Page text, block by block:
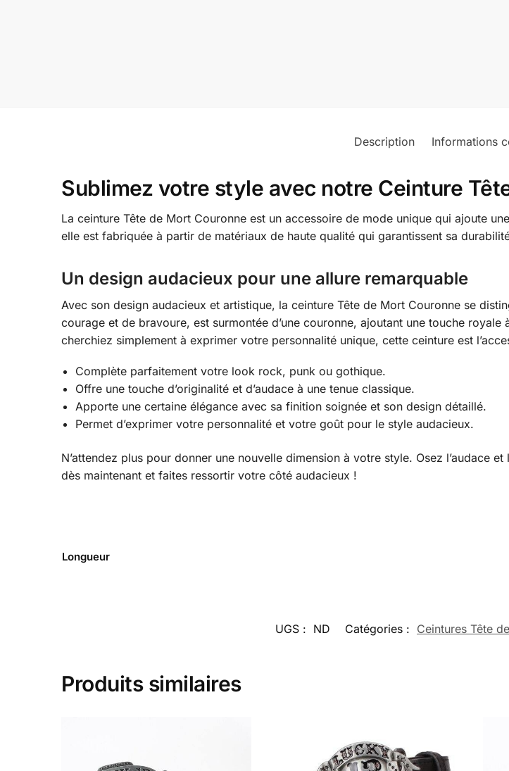
Description Informations
Sublimez votre style avec notre Ceinture
La ceinture Tête de Mort Couronne est un accessoire de mode unique qui ajoute
elle est fabriquée à partir de matériaux de haute qualité qui garantissent sa
Un design audacieux pour une allure remarquable
Avec son design audacieux et artistique, la ceinture Tête de Mort Couronne se
courage et de bravoure, est surmontée d’une couronne, ajoutant une touche
cherchiez simplement à exprimer votre personnalité unique, cette ceinture est
Complète parfaitement votre look rock, punk ou gothique.
Offre une touche d’originalité et d’audace à une tenue classique.
Apporte une certaine élégance avec sa finition soignée et son design détaillé.
Permet d’exprimer votre personnalité et votre goût pour le style audacieux.
N’attendez plus pour donner une nouvelle dimension à votre style. Osez l’audace
dès maintenant et faites ressortir votre côté audacieux !
Longueur
UGS : ND Catégories : Ceintures Tête
Produits similaires